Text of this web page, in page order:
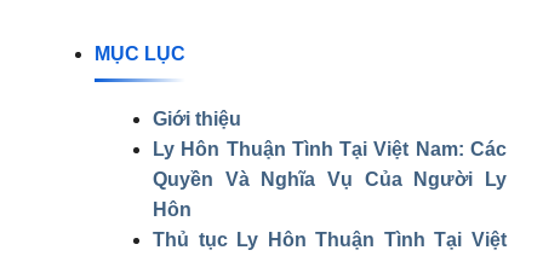
MỤC LỤC
Giới thiệu
Ly Hôn Thuận Tình Tại Việt Nam: Các
Quyền Và Nghĩa Vụ Của Người Ly
Hôn
Thủ tục Ly Hôn Thuận Tình Tại Việt